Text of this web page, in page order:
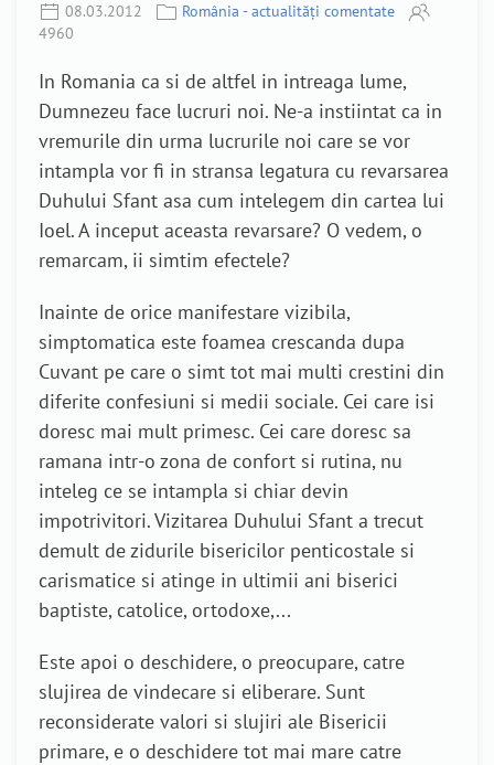
08.03.2012
România - actualități comentate
4960
In Romania ca si de altfel in intreaga lume,
Dumnezeu face lucruri noi. Ne-a instiintat ca in
vremurile din urma lucrurile noi care se vor
intampla vor fi in stransa legatura cu revarsarea
Duhului Sfant asa cum intelegem din cartea lui
Ioel. A inceput aceasta revarsare? O vedem, o
remarcam, ii simtim efectele?
Inainte de orice manifestare vizibila,
simptomatica este foamea crescanda dupa
Cuvant pe care o simt tot mai multi crestini din
diferite confesiuni si medii sociale. Cei care isi
doresc mai mult primesc. Cei care doresc sa
ramana intr-o zona de confort si rutina, nu
inteleg ce se intampla si chiar devin
impotrivitori. Vizitarea Duhului Sfant a trecut
demult de zidurile bisericilor penticostale si
carismatice si atinge in ultimii ani biserici
baptiste, catolice, ortodoxe,...
Este apoi o deschidere, o preocupare, catre
slujirea de vindecare si eliberare. Sunt
reconsiderate valori si slujiri ale Bisericii
primare, e o deschidere tot mai mare catre